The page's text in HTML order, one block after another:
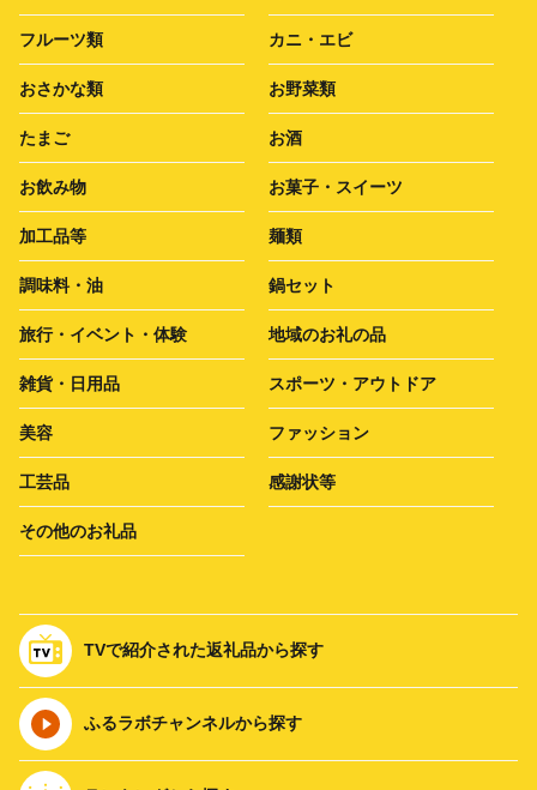
フルーツ類 カニ・エビ
おさかな類 お野菜類
たまご お酒
お飲み物 お菓子・スイーツ
加工品等 麺類
調味料・油 鍋セット
旅行・イベント・体験 地域のお礼の品
雑貨・日用品 スポーツ・アウトドア
美容 ファッション
工芸品 感謝状等
その他のお礼品
TVで紹介された返礼品から探す
ふるラボチャンネルから探す